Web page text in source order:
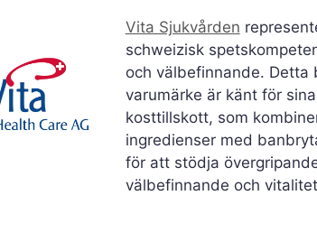
Vita Sjukvården
schweizisk
och välbefinnande. Detta
varumärke är känt för
kosttillskott, som
ingredienser med
för att stödja
välbefinnande och